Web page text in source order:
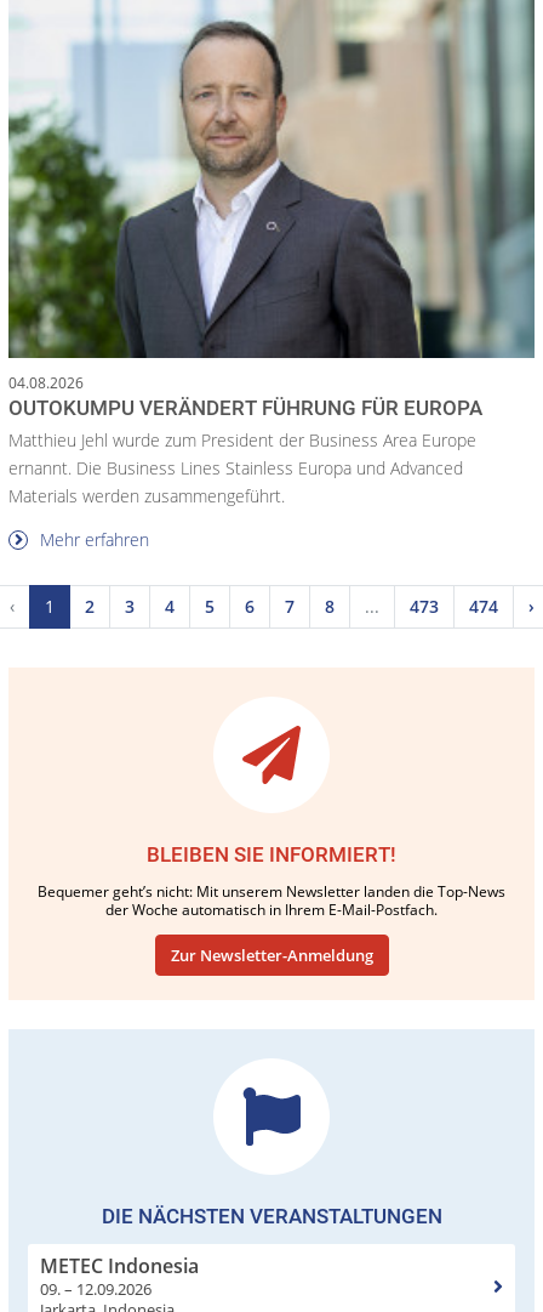
04.08.2026
OUTOKUMPU VERÄNDERT FÜHRUNG FÜR EUROPA
Matthieu Jehl wurde zum President der Business Area Europe
ernannt. Die Business Lines Stainless Europa und Advanced
Materials werden zusammengeführt.
Mehr erfahren
‹ 1 2 3 4 5 6 7 8 ... 473 474 ›
BLEIBEN SIE INFORMIERT!
Bequemer geht’s nicht: Mit unserem Newsletter landen die Top-News
der Woche automatisch in Ihrem E-Mail-Postfach.
Zur Newsletter-Anmeldung
DIE NÄCHSTEN VERANSTALTUNGEN
METEC Indonesia
09. – 12.09.2026